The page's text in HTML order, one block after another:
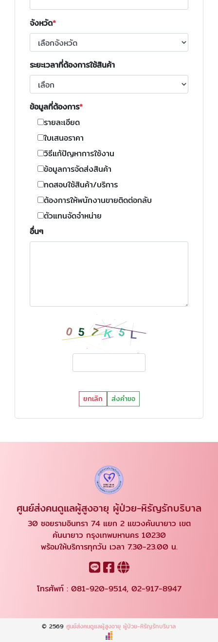
จังหวัด
ระยะเวลาที่ต้องการใช้สินค้า
ข้อมูลที่ต้องการ
รายละเอียด
ใบเสนอราคา
วิธีแก้ปัญหาการใช้งาน
ข้อมูลการจัดส่งสินค้า
ทดสอบใช้สินค้า/บริการ
ต้องการให้พนักงานขายติดต่อกลับ
ตัวแทนจัดจำหน่าย
อื่นๆ
ยกเลิก ส่งคำขอ
ศูนย์ส่งคนดูแลผู้สูงอายุ ผู้ป่วย-หิรัญรักบริบาล
30 ซอยรามอินทรา 74 แยก 2 แขวงคันนายาว เขต
คันนายาว กรุงเทพมหานคร 10230
พร้อมให้บริการทุกวัน เวลา 7.30-23.00 น.
โทรศัพท์ : 081-920-9514, 02-917-8947
© 2569ศูนย์ส่งคนดูแลผู้สูงอายุ ผู้ป่วย-หิรัญรักบริบาล